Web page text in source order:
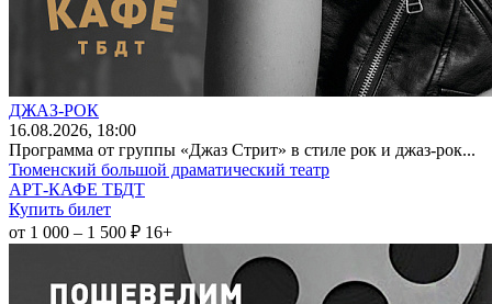
ДЖАЗ-РОК
16.08.2026, 18:00
Программа от группы «Джаз Стрит» в стиле рок и джаз-рок...
Тюменский большой драматический театр
АРТ-КАФЕ ТБДТ
Купить билет
от 1 000 – 1 500 ₽ 16+